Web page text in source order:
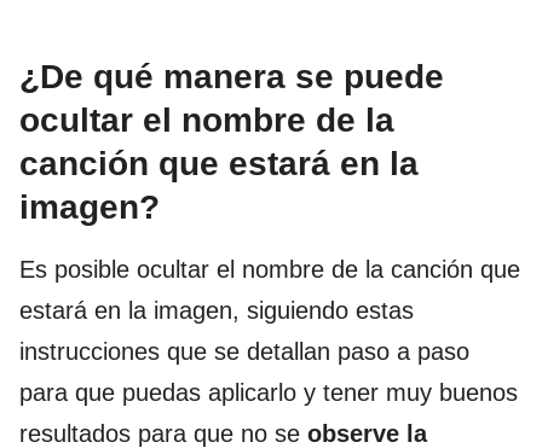
¿De qué manera se puede
ocultar el nombre de la
canción que estará en la
imagen?
Es posible ocultar el nombre de la canción que
estará en la imagen, siguiendo estas
instrucciones que se detallan paso a paso
para que puedas aplicarlo y tener muy buenos
resultados para que no se observe la